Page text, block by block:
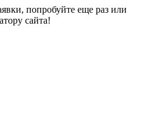
попробуйте еще раз или
сайта!